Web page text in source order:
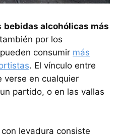
bebidas alcohólicas más
por los
consumir más
. El vínculo entre
verse en cualquier
partido, o en las vallas
levadura consiste